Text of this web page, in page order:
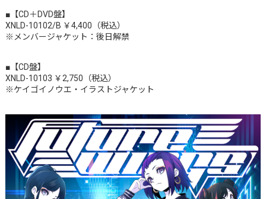
■【CD＋DVD盤】
XNLD-10102/B ￥4,400（税込）
※メンバージャケット：後日解禁
■【CD盤】
XNLD-10103 ￥2,750（税込）
※ケイゴイノウエ・イラストジャケット